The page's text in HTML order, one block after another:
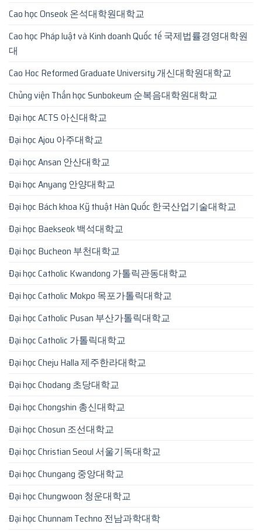
Cao học Onseok 온석대학원대학교
Cao học Pháp luật và Kinh doanh Quốc tế 국제법률경영대학원
대
Cao Hoc Reformed Graduate University 개신대학원대학교
Chủng viện Thần học Sunbokeum 순복음대학원대학교
Đại học ACTS 아신대학교
Đại học Ajou 아주대학교
Đại học Ansan 안산대학교
Đại học Anyang 안양대학교
Đại học Bách khoa Kỹ thuật Hàn Quốc 한국산업기술대학교
Đại học Baekseok 백석대학교
Đại học Bucheon 부천대학교
Đại học Catholic Kwandong 가톨릭관동대학교
Đại học Catholic Mokpo 목포가톨릭대학교
Đại học Catholic Pusan 부산가톨릭대학교
Đại học Catholic 가톨릭대학교
Đại học Cheju Halla 제주한라대학교
Đại học Chodang 초당대학교
Đại học Chongshin 총신대학교
Đại học Chosun 조선대학교
Đại học Christian Seoul 서울기독대학교
Đại học Chungang 중앙대학교
Đại học Chungwoon 청운대학교
Đại học Chunnam Techno 전남과학대학